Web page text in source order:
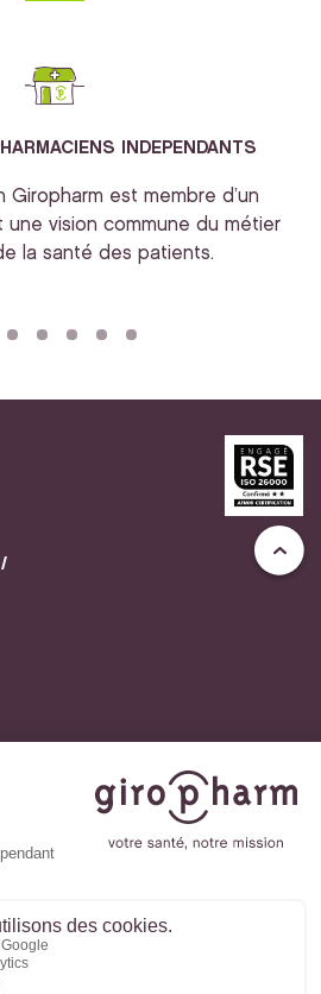
INDEPENDANTS
Giropharm est membre d’un
vision commune du métier
la santé des patients.